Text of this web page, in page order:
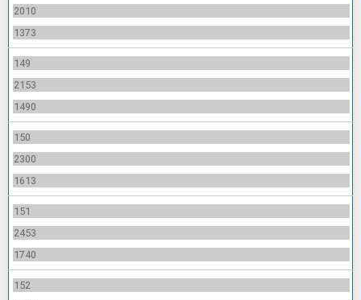
2010
1373
149
2153
1490
150
2300
1613
151
2453
1740
152